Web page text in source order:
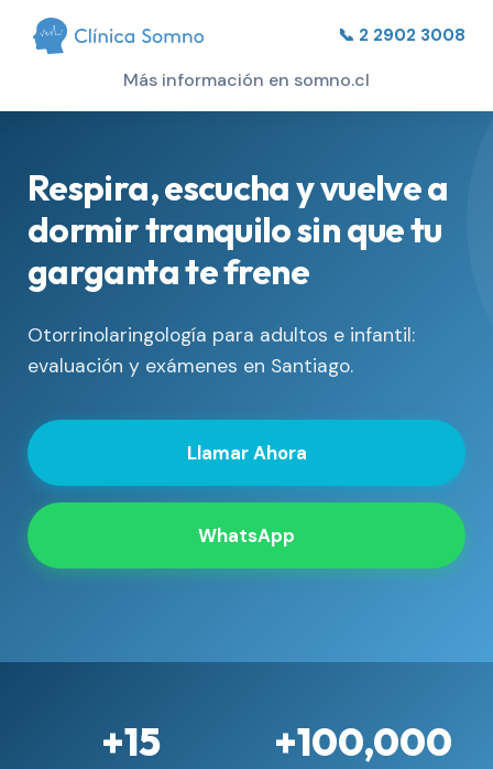
📞 2 2902 3008
Más información en somno.cl
Respira, escucha y vuelve a
dormir tranquilo sin que tu
garganta te frene
Otorrinolaringología para adultos e infantil:
evaluación y exámenes en Santiago.
Llamar Ahora
WhatsApp
+15 +100,000